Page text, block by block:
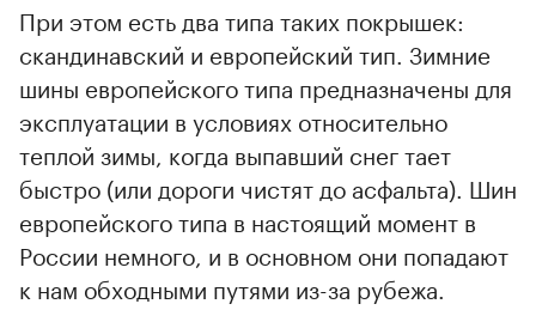
При этом есть два типа таких покрышек:
скандинавский и европейский тип. Зимние
шины европейского типа предназначены для
эксплуатации в условиях относительно
теплой зимы, когда выпавший снег тает
быстро (или дороги чистят до асфальта). Шин
европейского типа в настоящий момент в
России немного, и в основном они попадают
к нам обходными путями из-за рубежа.